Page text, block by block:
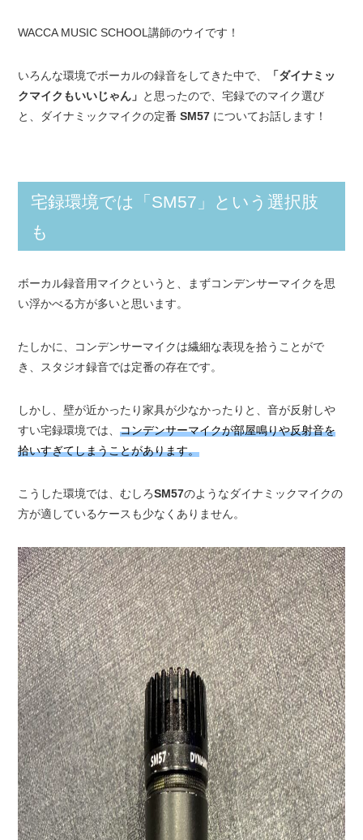
WACCA MUSIC SCHOOL講師のウイです！
いろんな環境でボーカルの録音をしてきた中で、
「ダイナミッ
クマイクもいいじゃん」 と思ったので、宅録でのマイク選び
と、ダイナミックマイクの定番SM57 についてお話します！
宅録環境では「SM57」という選択肢
も
ボーカル録音用マイクというと、まずコンデンサーマイクを思
い浮かべる方が多いと思います。
たしかに、コンデンサーマイクは繊細な表現を拾うことがで
き、スタジオ録音では定番の存在です。
しかし、壁が近かったり家具が少なかったりと、音が反射しや
すい宅録環境では、コンデンサーマイクが部屋鳴りや反射音を
拾いすぎてしまうことがあります。
こうした環境では、むしろSM57のようなダイナミックマイクの
方が適しているケースも少なくありません。